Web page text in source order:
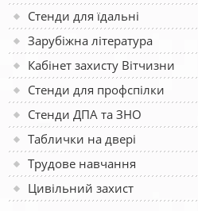
Стенди для їдальні
Зарубіжна література
Кабінет захисту Вітчизни
Стенди для профспілки
Стенди ДПА та ЗНО
Таблички на двері
Трудове навчання
Цивільний захист